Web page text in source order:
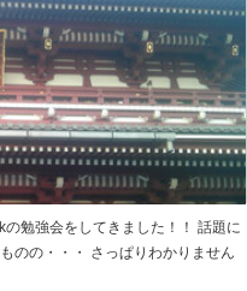
勉強会をしてきました！！ 話題に
のの・・・ さっぱりわかりません